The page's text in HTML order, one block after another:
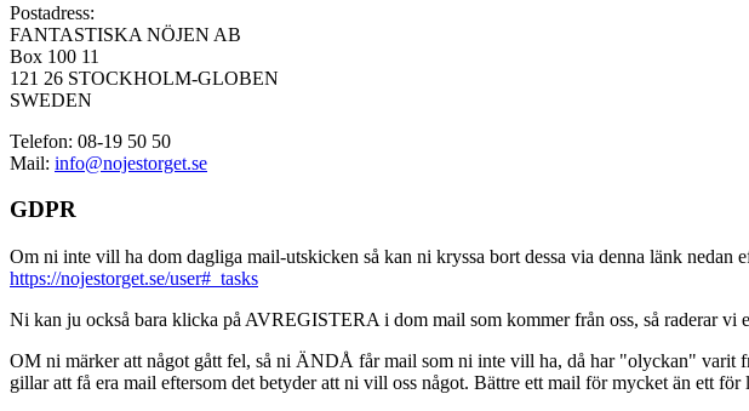
Postadress:
FANTASTISKA NÖJEN AB
Box 100 11
121 26 STOCKHOLM-GLOBEN
SWEDEN
Telefon: 08-19 50 50
Mail: info@nojestorget.se
GDPR
Om ni inte vill ha dom dagliga mail-utskicken så kan ni kryssa bort dessa via denna länk nedan
https://nojestorget.se/user#_tasks
Ni kan ju också bara klicka på AVREGISTERA i dom mail som kommer från oss, så raderar vi
OM ni märker att något gått fel, så ni ÄNDÅ får mail som ni inte vill ha, då har "olyckan" varit
gillar att få era mail eftersom det betyder att ni vill oss något. Bättre ett mail för mycket än ett för